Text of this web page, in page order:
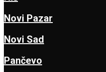
Novi Pazar
Novi Sad
Pančevo